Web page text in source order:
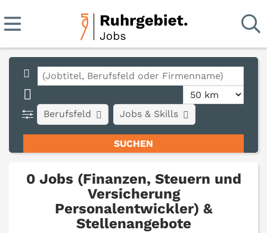
Berufsfeld Jobs & Skills
0 Jobs (Finanzen, Steuern und
Versicherung
Personalentwickler) &
Stellenangebote